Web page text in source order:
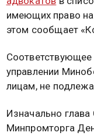
имеющих право на
этом сообщает
управлении
лицам, не
Изначально
Минпромторга